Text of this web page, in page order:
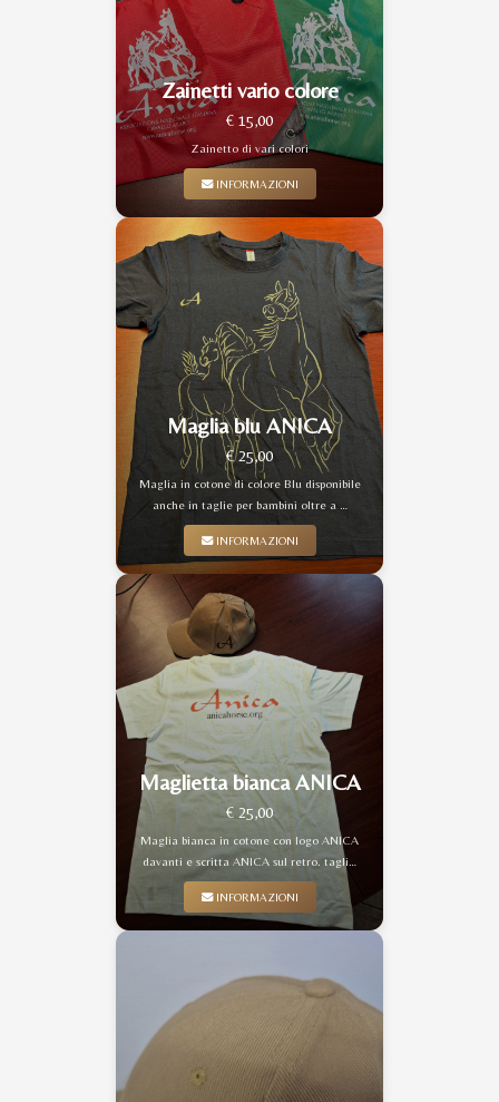
Zainetti vario colore
€ 15,00
Zainetto di vari colori
INFORMAZIONI
Maglia blu ANICA
€ 25,00
Maglia in cotone di colore Blu disponibile
anche in taglie per bambini oltre a …
INFORMAZIONI
Maglietta bianca ANICA
€ 25,00
Maglia bianca in cotone con logo ANICA
davanti e scritta ANICA sul retro. tagli…
INFORMAZIONI